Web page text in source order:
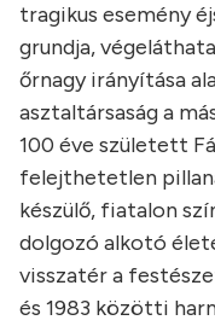
tragikus esemény
grundja,
őrnagy irányítása
asztaltársaság a
100 éve született
felejthetetlen
készülő, fiatalon
dolgozó alkotó
visszatér a
és 1983 közötti